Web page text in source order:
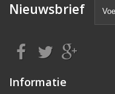
Nieuwsbrief
Informatie